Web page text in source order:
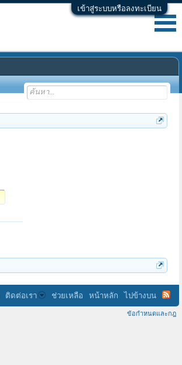
เข้าสู่ระบบหรือลงทะเบียน
ติดต่อเรา ช่วยเหลือ หน้าหลัก ไปข้างบน
ข้อกำหนดและกฎ